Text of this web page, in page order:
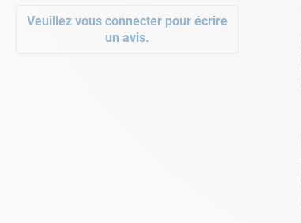
Veuillez vous connecter pour écrire
un avis.